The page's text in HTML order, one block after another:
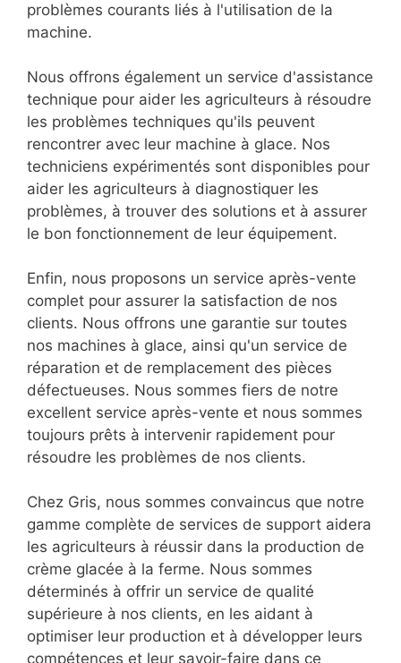
problèmes courants liés à l'utilisation de la
machine.
Nous offrons également un service d'assistance
technique pour aider les agriculteurs à résoudre
les problèmes techniques qu'ils peuvent
rencontrer avec leur machine à glace. Nos
techniciens expérimentés sont disponibles pour
aider les agriculteurs à diagnostiquer les
problèmes, à trouver des solutions et à assurer
le bon fonctionnement de leur équipement.
Enfin, nous proposons un service après-vente
complet pour assurer la satisfaction de nos
clients. Nous offrons une garantie sur toutes
nos machines à glace, ainsi qu'un service de
réparation et de remplacement des pièces
défectueuses. Nous sommes fiers de notre
excellent service après-vente et nous sommes
toujours prêts à intervenir rapidement pour
résoudre les problèmes de nos clients.
Chez Gris, nous sommes convaincus que notre
gamme complète de services de support aidera
les agriculteurs à réussir dans la production de
crème glacée à la ferme. Nous sommes
déterminés à offrir un service de qualité
supérieure à nos clients, en les aidant à
optimiser leur production et à développer leurs
compétences et leur savoir-faire dans ce